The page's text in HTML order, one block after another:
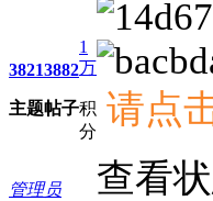
3821
主题
3882
帖子
1
万
积
分
管理员
请点
查看